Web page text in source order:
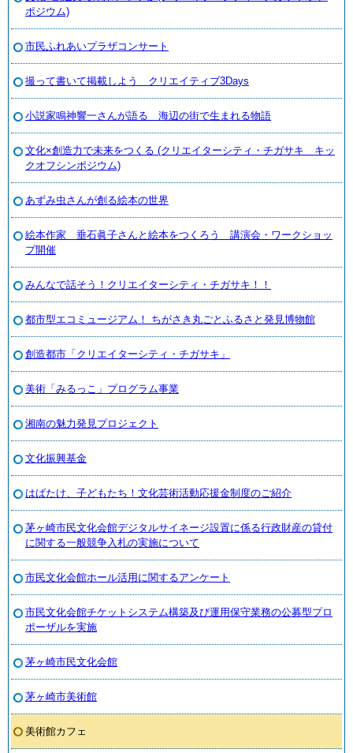
ポジウム)
市民ふれあいプラザコンサート
撮って書いて掲載しよう クリエイティブ3Days
小説家鳴神響一さんが語る 海辺の街で生まれる物語
文化×創造力で未来をつくる (クリエイターシティ・チガサキ キッ
クオフシンポジウム)
あずみ虫さんが創る絵本の世界
絵本作家 垂石眞子さんと絵本をつくろう 講演会・ワークショッ
プ開催
みんなで話そう！クリエイターシティ・チガサキ！！
都市型エコミュージアム！ ちがさき丸ごとふるさと発見博物館
創造都市「クリエイターシティ・チガサキ」
美術「みるっこ」プログラム事業
湘南の魅力発見プロジェクト
文化振興基金
はばたけ、子どもたち！文化芸術活動応援金制度のご紹介
茅ヶ崎市民文化会館デジタルサイネージ設置に係る行政財産の貸付
に関する一般競争入札の実施について
市民文化会館ホール活用に関するアンケート
市民文化会館チケットシステム構築及び運用保守業務の公募型プロ
ポーザルを実施
茅ヶ崎市民文化会館
茅ヶ崎市美術館
美術館カフェ